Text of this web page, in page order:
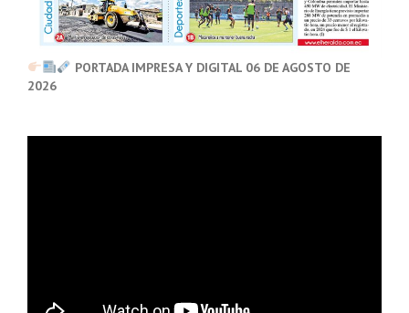
PORTADA IMPRESA Y DIGITAL 06 DE AGOSTO DE
2026